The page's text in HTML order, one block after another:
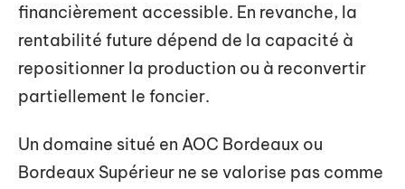
financièrement accessible. En revanche, la
rentabilité future dépend de la capacité à
repositionner la production ou à reconvertir
partiellement le foncier.
Un domaine situé en AOC Bordeaux ou
Bordeaux Supérieur ne se valorise pas comme